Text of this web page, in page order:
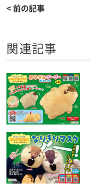
< 前の記事
関連記事